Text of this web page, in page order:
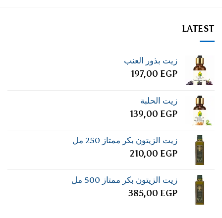
LATEST
زيت بذور العنب
197,00 EGP
زيت الحلبة
139,00 EGP
زيت الزيتون بكر ممتاز 250 مل
210,00 EGP
زيت الزيتون بكر ممتاز 500 مل
385,00 EGP